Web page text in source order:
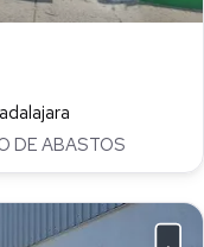
DE ABASTOS